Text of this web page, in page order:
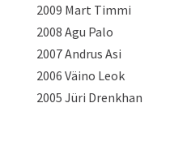
2009 Mart Timmi
2008 Agu Palo
2007 Andrus Asi
2006 Väino Leok
2005 Jüri Drenkhan